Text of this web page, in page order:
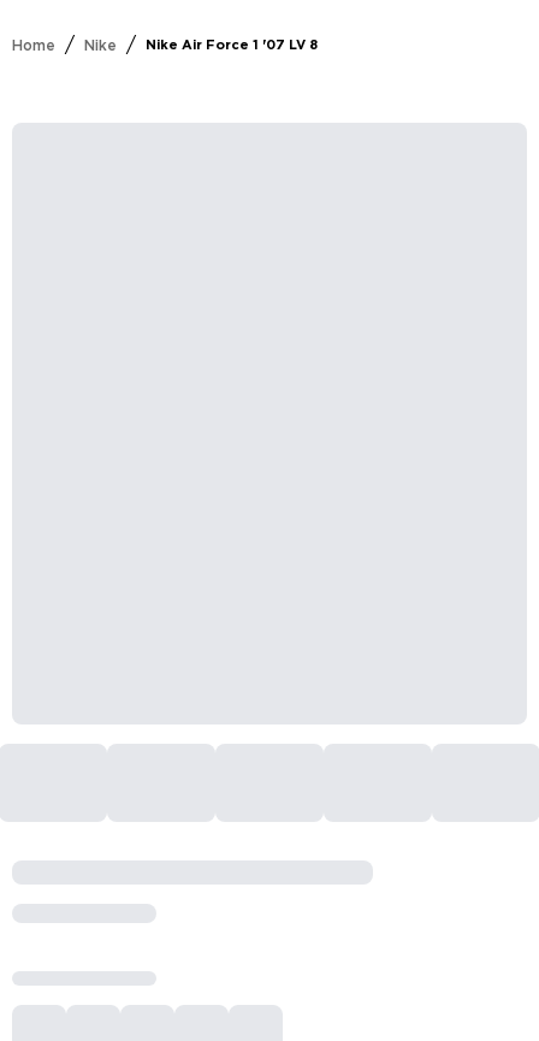
Home / Nike / Nike Air Force 1 '07 LV 8